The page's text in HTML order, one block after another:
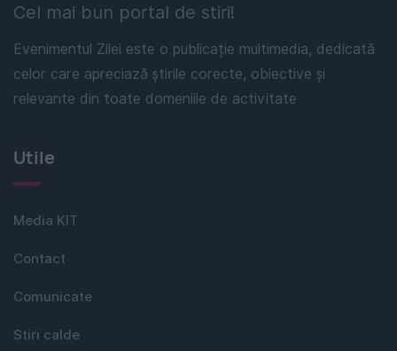
Cel mai bun portal de stiri!
Evenimentul Zilei este o publicație multimedia, dedicată
celor care apreciază știrile corecte, obiective și
relevante din toate domeniile de activitate
Utile
Media KIT
Contact
Comunicate
Stiri calde